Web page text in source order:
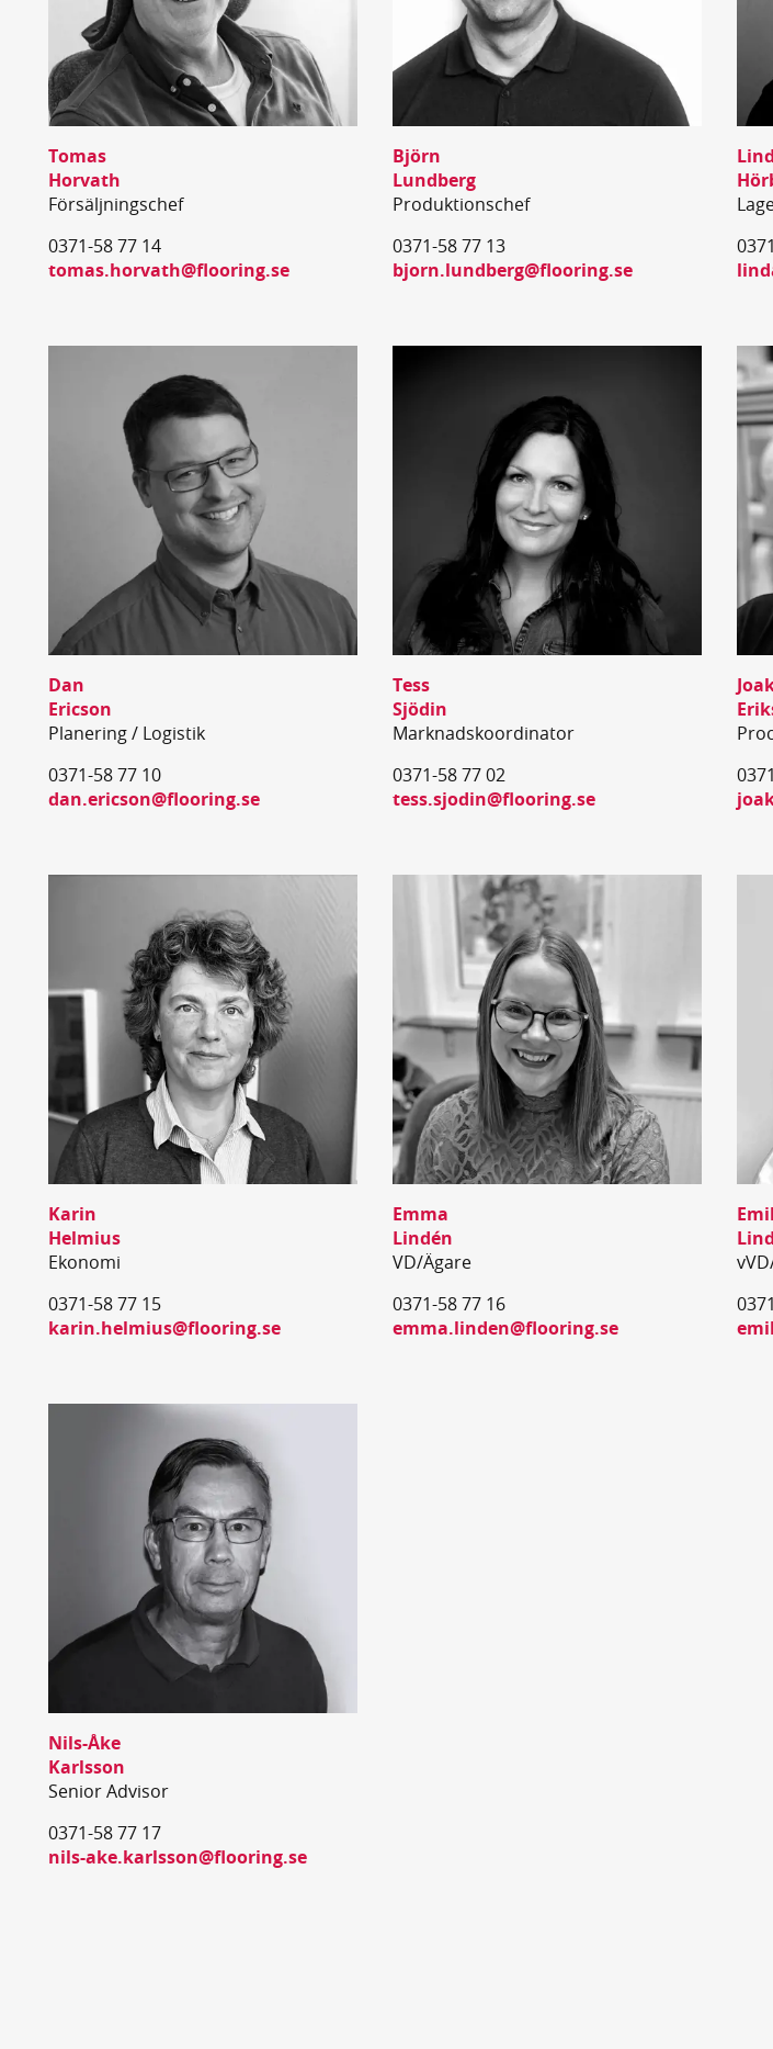
Tomas
Horvath
Försäljningschef
0371-58 77 14
tomas.horvath@flooring.se
Björn
Lundberg
Produktionschef
0371-58 77 13
bjorn.lundberg@flooring.se
Dan
Ericson
Planering / Logistik
0371-58 77 10
dan.ericson@flooring.se
Tess
Sjödin
Marknadskoordinator
0371-58 77 02
tess.sjodin@flooring.se
Karin
Helmius
Ekonomi
0371-58 77 15
karin.helmius@flooring.se
Emma
Lindén
VD/Ägare
0371-58 77 16
emma.linden@flooring.se
Emil
Nils-Åke
Karlsson
Senior Advisor
0371-58 77 17
nils-ake.karlsson@flooring.se